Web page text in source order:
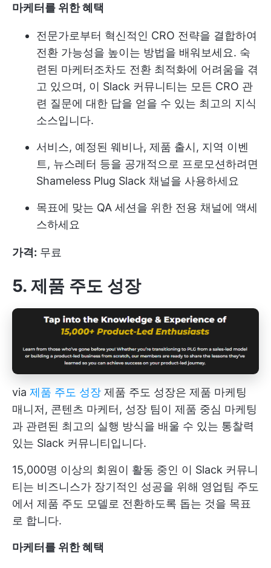
마케터를 위한 혜택
전문가로부터 혁신적인 CRO 전략을 결합하여
전환 가능성을 높이는 방법을 배워보세요. 숙
련된 마케터조차도 전환 최적화에 어려움을 겪
고 있으며, 이 Slack 커뮤니티는 모든 CRO 관
련 질문에 대한 답을 얻을 수 있는 최고의 지식
소스입니다.
서비스, 예정된 웨비나, 제품 출시, 지역 이벤
트, 뉴스레터 등을 공개적으로 프로모션하려면
Shameless Plug Slack 채널을 사용하세요
목표에 맞는 QA 세션을 위한 전용 채널에 액세
스하세요
가격: 무료
5. 제품 주도 성장
via 제품 주도 성장 제품 주도 성장은 제품 마케팅
매니저, 콘텐츠 마케터, 성장 팀이 제품 중심 마케팅
과 관련된 최고의 실행 방식을 배울 수 있는 통찰력
있는 Slack 커뮤니티입니다.
15,000명 이상의 회원이 활동 중인 이 Slack 커뮤니
티는 비즈니스가 장기적인 성공을 위해 영업팀 주도
에서 제품 주도 모델로 전환하도록 돕는 것을 목표
로 합니다.
마케터를 위한 혜택